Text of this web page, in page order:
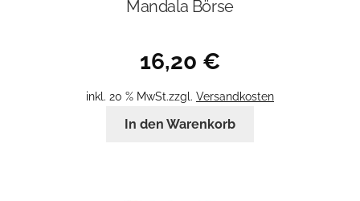
Mandala Börse
16,20 €
inkl. 20 % MwSt.zzgl. Versandkosten
In den Warenkorb